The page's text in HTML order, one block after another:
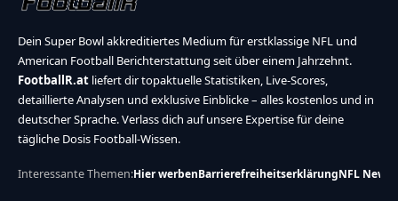
Dein Super Bowl akkreditiertes Medium für erstklassige NFL und
American Football Berichterstattung seit über einem Jahrzehnt.
FootballR.at liefert dir topaktuelle Statistiken, Live-Scores,
detaillierte Analysen und exklusive Einblicke – alles kostenlos und in
deutscher Sprache. Verlass dich auf unsere Expertise für deine
tägliche Dosis Football-Wissen.
Interessante Themen:Hier werbenBarrierefreiheitserklärungNFL News